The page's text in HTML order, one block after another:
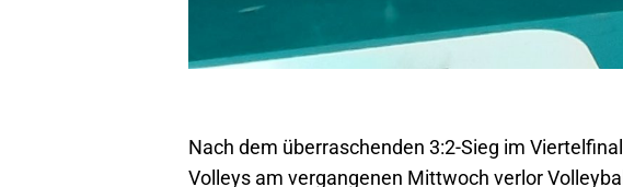
Nach dem überraschenden 3:2-Sieg im
Volleys am vergangenen Mittwoch verlor